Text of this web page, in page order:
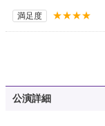
満足度 ★★★★
公演詳細